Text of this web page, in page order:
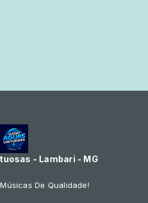
- Lambari - MG
De Qualidade!